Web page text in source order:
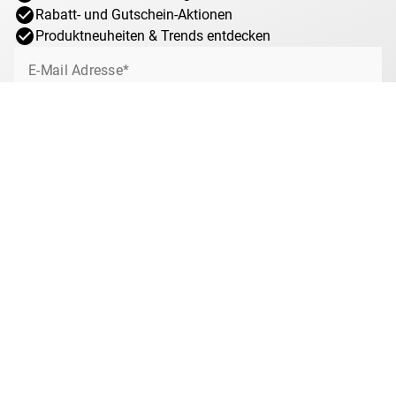
Rabatt- und Gutschein-Aktionen
Produktneuheiten & Trends entdecken
E-Mail Adresse*